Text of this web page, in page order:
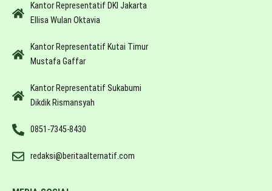
Kantor Representatif DKI Jakarta
Ellisa Wulan Oktavia
Kantor Representatif Kutai Timur
Mustafa Gaffar
Kantor Representatif Sukabumi
Dikdik Rismansyah
0851-7345-8430
redaksi@beritaalternatif.com